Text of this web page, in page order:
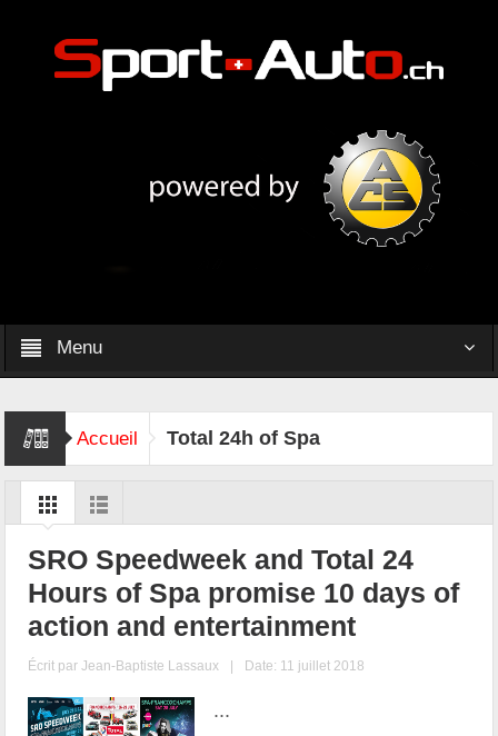
Menu
Accueil Total 24h of Spa
SRO Speedweek and Total 24
Hours of Spa promise 10 days of
action and entertainment
Écrit parJean-Baptiste Lassaux | Date: 11 juillet 2018
...